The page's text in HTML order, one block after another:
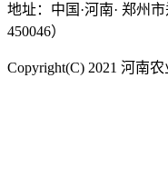
地址：中国·河南· 郑州
450046）
Copyright(C) 2021 河南